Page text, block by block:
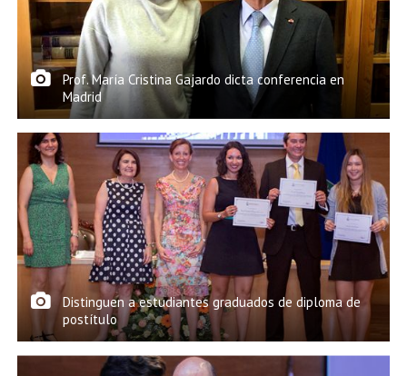
Académicos Estudiantes
Egresados Funcionarios
Prof. María Cristina Gajardo dicta conferencia en
Madrid
Distinguen a estudiantes graduados de diploma de
postítulo